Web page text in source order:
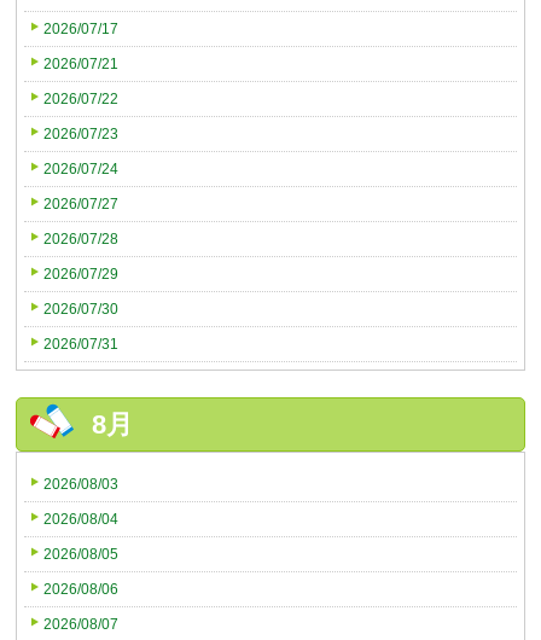
2026/07/17
2026/07/21
2026/07/22
2026/07/23
2026/07/24
2026/07/27
2026/07/28
2026/07/29
2026/07/30
2026/07/31
8月
2026/08/03
2026/08/04
2026/08/05
2026/08/06
2026/08/07